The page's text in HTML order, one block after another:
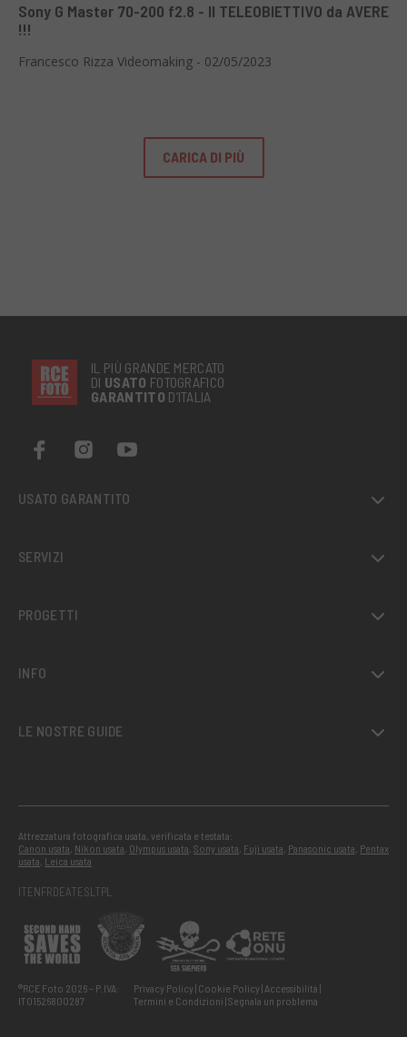
Sony G Master 70-200 f2.8 - Il TELEOBIETTIVO da AVERE
!!!
Francesco Rizza Videomaking - 02/05/2023
CARICA DI PIÙ
IL PIÙ GRANDE MERCATO
DI USATO FOTOGRAFICO
GARANTITO D’ITALIA
USATO GARANTITO
SERVIZI
PROGETTI
INFO
LE NOSTRE GUIDE
Attrezzatura fotografica usata, verificata e testata:
Canon usata, Nikon usata, Olympus usata, Sony usata, Fuji usata, Panasonic usata, Pentax
usata, Leica usata
ITENFRDEATESLTPL
®RCE Foto 2026 – P.IVA:
IT01526800287
Privacy Policy Cookie Policy Accessibilità
Termini e Condizioni Segnala un problema